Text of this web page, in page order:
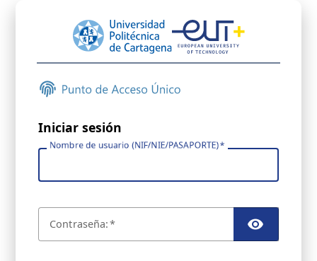
Iniciar sesión
Nombre de usuario (NIF/NIE/PASAPORTE)
Contraseña: